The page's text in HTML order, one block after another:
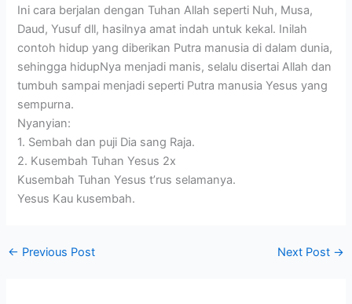
Ini cara berjalan dengan Tuhan Allah seperti Nuh, Musa,
Daud, Yusuf dll, hasilnya amat indah untuk kekal. Inilah
contoh hidup yang diberikan Putra manusia di dalam dunia,
sehingga hidupNya menjadi manis, selalu disertai Allah dan
tumbuh sampai menjadi seperti Putra manusia Yesus yang
sempurna.
Nyanyian:
1. Sembah dan puji Dia sang Raja.
2. Kusembah Tuhan Yesus 2x
Kusembah Tuhan Yesus t’rus selamanya.
Yesus Kau kusembah.
← Previous Post Next Post →